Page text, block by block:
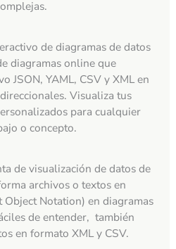
de diagramas de datos
diagramas online que
JSON, YAML, CSV y XML en
Visualiza tus
para cualquier
o concepto.
de visualización de datos de
archivos o textos en
Object Notation) en diagramas
de entender, también
en formato XML y CSV.